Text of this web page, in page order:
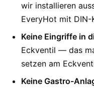
wir installieren
EveryHot mit
Keine Eingriffe in
Eckventil — das
setzen am
Keine Gastro-